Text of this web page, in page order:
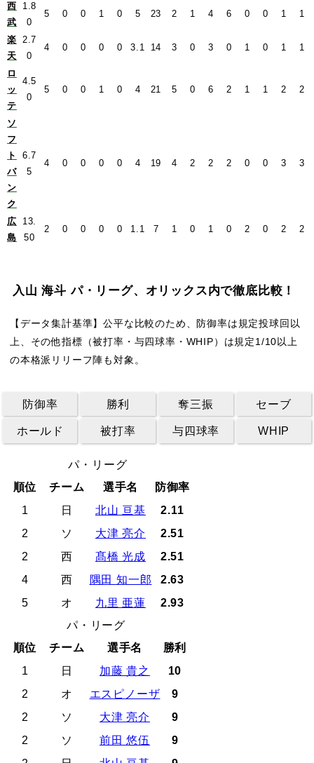
西
武
1.8
0
5 0 0 1 0 5 23 2 1 4 6 0 0 1 1
楽
天
2.7
0
4 0 0 0 0 3.1 14 3 0 3 0 1 0 1 1
ロ
ッ
テ
4.5
0
5 0 0 1 0 4 21 5 0 6 2 1 1 2 2
ソ
フ
ト
バ
ン
ク
6.7
5
4 0 0 0 0 4 19 4 2 2 2 0 0 3 3
広
島
13.
50
2 0 0 0 0 1.1 7 1 0 1 0 2 0 2 2
入山 海斗 パ・リーグ、オリックス内で徹底比較！
【データ集計基準】公平な比較のため、防御率は規定投球回以
上、その他指標（被打率・与四球率・WHIP）は規定1/10以上
の本格派リリーフ陣も対象。
防御率 勝利 奪三振 セーブ
ホールド 被打率 与四球率 WHIP
パ・リーグ
順位
チーム 選手名
防御率
1
日 北山 亘基
2.11
2
ソ 大津 亮介
2.51
2
西 髙橋 光成
2.51
4
西 隅田 知一郎
2.63
5
オ 九里 亜蓮
2.93
パ・リーグ
順位
チーム 選手名
勝利
1
日 加藤 貴之
10
2
オ エスピノーザ
9
2
ソ 大津 亮介
9
2
ソ 前田 悠伍
9